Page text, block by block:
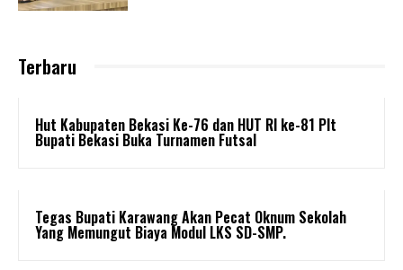
Terbaru
Hut Kabupaten Bekasi Ke-76 dan HUT RI ke-81 Plt
Bupati Bekasi Buka Turnamen Futsal
Tegas Bupati Karawang Akan Pecat Oknum Sekolah
Yang Memungut Biaya Modul LKS SD-SMP.